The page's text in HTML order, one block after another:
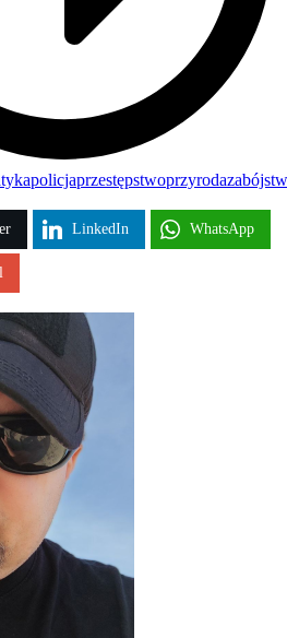
policjaprzestępstwoprzyroda
LinkedIn WhatsApp